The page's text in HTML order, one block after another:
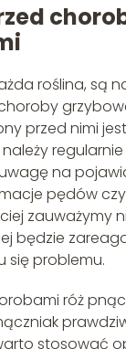
roślina, są
przed nimi
należy
na
pędów
zauważymy
będzie
się problemu.
róż
stosować